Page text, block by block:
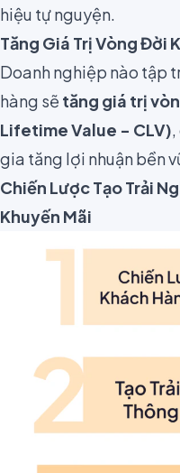
hiệu tự nguyện.
Tăng Giá Trị Vòng Đời
Doanh nghiệp nào tập
hàng sẽ tăng giá trị
Lifetime Value - CLV)
gia tăng lợi nhuận bền
Chiến Lược Tạo Trải
Khuyến Mãi